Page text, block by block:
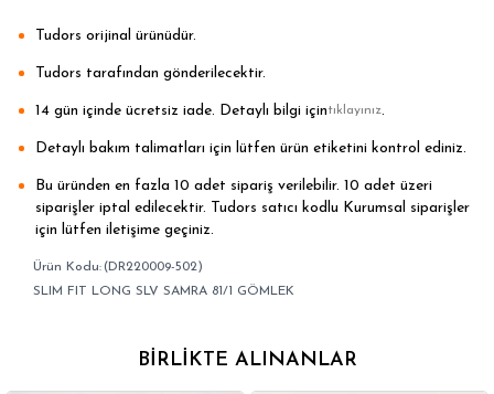
Tudors orijinal ürünüdür.
Tudors tarafından gönderilecektir.
14 gün içinde ücretsiz iade. Detaylı bilgi içintıklayınız.
Detaylı bakım talimatları için lütfen ürün etiketini kontrol ediniz.
Bu üründen en fazla 10 adet sipariş verilebilir. 10 adet üzeri
siparişler iptal edilecektir. Tudors satıcı kodlu Kurumsal siparişler
için lütfen iletişime geçiniz.
(DR220009-502)
SLIM FIT LONG SLV SAMRA 81/1 GÖMLEK
BIRLIKTE ALINANLAR